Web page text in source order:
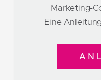
Marketing-
Eine